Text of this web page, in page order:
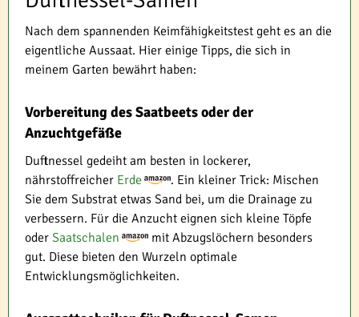
Nach dem spannenden Keimfähigkeitstest geht es an die
eigentliche Aussaat. Hier einige Tipps, die sich in
meinem Garten bewährt haben:
Vorbereitung des Saatbeets oder der
Anzuchtgefäße
Duftnessel gedeiht am besten in lockerer,
nährstoffreicher Erde
. Ein kleiner Trick: Mischen
Sie dem Substrat etwas Sand bei, um die Drainage zu
verbessern. Für die Anzucht eignen sich kleine Töpfe
oder Saatschalen
mit Abzugslöchern besonders
gut. Diese bieten den Wurzeln optimale
Entwicklungsmöglichkeiten.